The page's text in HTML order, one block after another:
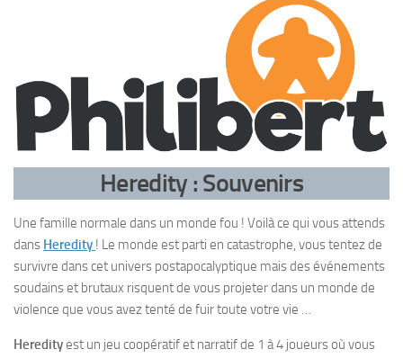
Heredity : Souvenirs
Une famille normale dans un monde fou ! Voilà ce qui vous attends
dans Heredity ! Le monde est parti en catastrophe, vous tentez de
survivre dans cet univers postapocalyptique mais des événements
soudains et brutaux risquent de vous projeter dans un monde de
violence que vous avez tenté de fuir toute votre vie …
Heredityest un jeu coopératif et narratif de 1 à 4 joueurs où vous